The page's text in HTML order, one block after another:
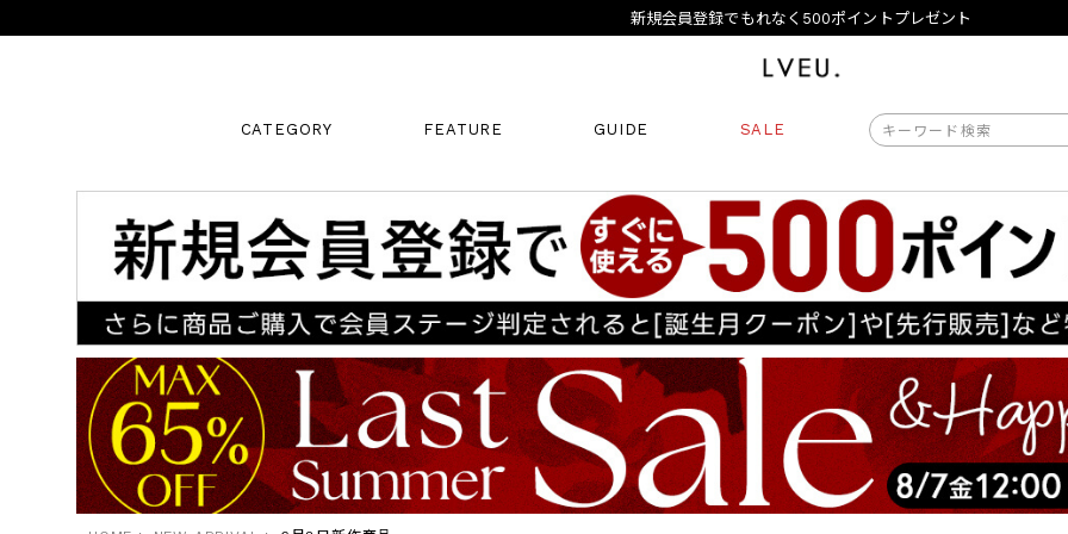
夏季休業日のご案内
10,000円以上ご購入で送料無料
夏季休業日のご案内
令和8年熊本地震の影響によるお荷物のお届けについて
CATEGORY FEATURE GUIDE SALE
商品番号
販売タイプ
新着 再入荷
SALE
商品タイプ
ORIGINAL HIT
カラー 価格（税込）